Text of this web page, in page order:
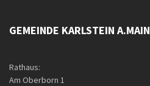
GEMEINDE KARLSTEIN A.MAIN
Rathaus:
Am Oberborn 1